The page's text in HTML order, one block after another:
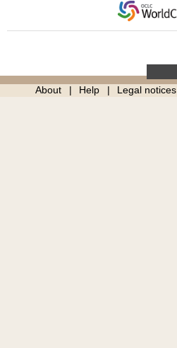
About Help Legal notices